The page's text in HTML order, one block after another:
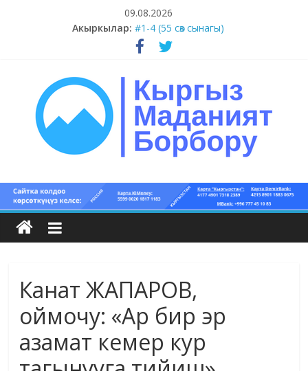
09.08.2026
Акыркылар: #5-8 (55 сөз сынагы)
#1-4 (55 сөз сынагы)
#13-14 (55 сөз сынагы)
#9-10 (55 сөз сынагы)
Кыргыз
маданият
Кыргыз
маданияты
жана
адабияты
Канат ЖАПАРОВ,
оймочу: «Ар бир эр
азамат кемер кур